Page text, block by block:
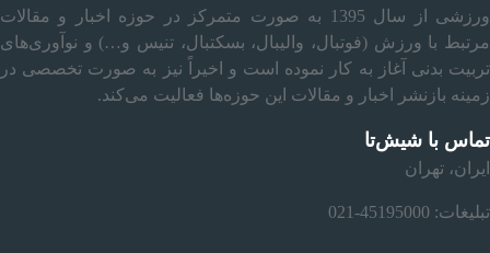
ورزشی از سال 1395 به صورت متمرکز در حوزه اخبار و مقالات
مرتبط با ورزش (فوتبال، والیبال، بسکتبال، تنیس و…) و نوآوری‌های
تربیت بدنی آغاز به کار نموده است و اخیراً نیز به صورت تخصصی در
زمینه بازنشر اخبار و مقالات این حوزه‌ها فعالیت می‌کند.
تماس با شیش‌تا
ایران، تهران
تبلیغات: 45195000-021